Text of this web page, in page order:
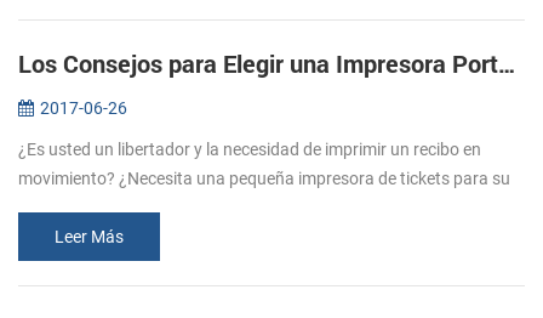
Los Consejos para Elegir una Impresora Portátil de recibos
2017-06-26
¿Es usted un libertador y la necesidad de imprimir un recibo en
movimiento? ¿Necesita una pequeña impresora de tickets para su
ideales p...
Leer Más